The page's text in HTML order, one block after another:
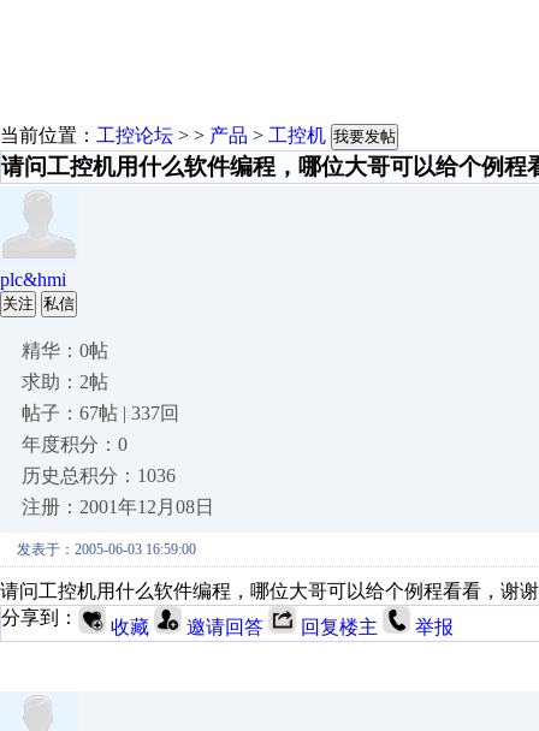
当前位置： 工控论坛 > > 产品 > 工控机 我要发帖
请问工控机用什么软件编程，哪位大哥可以给个例程
plc&hmi
关注 私信
精华：0帖
求助：2帖
帖子：67帖 | 337回
年度积分：0
历史总积分：1036
注册：2001年12月08日
发表于：2005-06-03 16:59:00
请问工控机用什么软件编程，哪位大哥可以给个例程看看，谢谢
分享到：
收藏 邀请回答 回复楼主 举报